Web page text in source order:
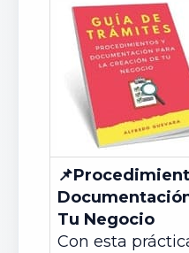
Tu Negocio
Con esta